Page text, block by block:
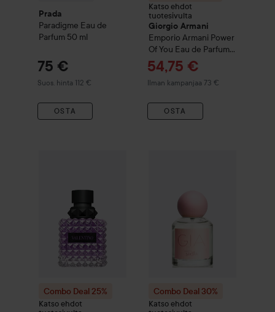
Prada
Paradigme Eau de
Parfum 50 ml
75 €
Suos. hinta 112 €
Suositeltu hinta 112 €
OSTA
Katso ehdot
tuotesivulta
Giorgio Armani
Emporio Armani Power
Of You Eau de Parfum
30 ml
Tarjoushinta
54,75 €
Ilman kampanjaa 73 €
OSTA
Combo Deal 25%
Katso ehdot
Combo Deal 30%
Katso ehdot